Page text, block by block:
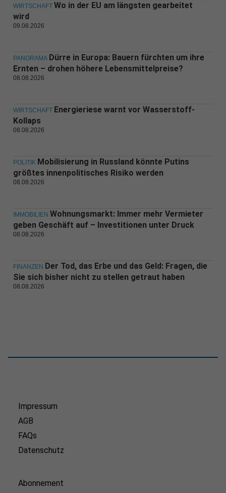
WIRTSCHAFT Wo in der EU am längsten gearbeitet
wird
09.08.2026
PANORAMA Dürre in Europa: Bauern fürchten um ihre
Ernten – drohen höhere Lebensmittelpreise?
08.08.2026
WIRTSCHAFT Energieriese warnt vor Wasserstoff-
Kollaps
08.08.2026
POLITIK Mobilisierung in Russland könnte Putins
größtes innenpolitisches Risiko werden
08.08.2026
IMMOBILIEN Wohnungsmarkt: Immer mehr Vermieter
geben Geschäft auf – Investitionen unter Druck
08.08.2026
FINANZEN Der Tod, das Erbe und das Geld: Fragen, die
Sie sich bisher nicht zu stellen getraut haben
08.08.2026
Impressum
AGB
FAQs
Datenschutz
Abonnement